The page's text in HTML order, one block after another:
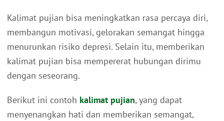
Kalimat pujian bisa meningkatkan rasa percaya diri,
membangun motivasi, gelorakan semangat hingga
menurunkan risiko depresi. Selain itu, memberikan
kalimat pujian bisa mempererat hubungan dirimu
dengan seseorang.
Berikut ini contoh kalimat pujian, yang dapat
menyenangkan hati dan memberikan semangat,